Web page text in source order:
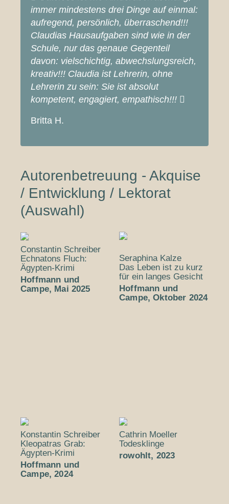
immer mindestens drei Dinge auf einmal:
aufregend, persönlich, überraschend!!!
Claudias Hausaufgaben sind wie in der
Schule, nur das genaue Gegenteil
davon: vielschichtig, abwechslungsreich,
kreativ!!! Claudia ist Lehrerin, ohne
Lehrerin zu sein: Sie ist absolut
kompetent, engagiert, empathisch!!!
Britta H.
Autorenbetreuung - Akquise
/ Entwicklung / Lektorat
(Auswahl)
Constantin Schreiber
Echnatons Fluch:
Ägypten-Krimi
Hoffmann und
Campe, Mai 2025
Seraphina Kalze
Das Leben ist zu kurz
für ein langes Gesicht
Hoffmann und
Campe, Oktober 2024
Konstantin Schreiber
Kleopatras Grab:
Ägypten-Krimi
Hoffmann und
Campe, 2024
Cathrin Moeller
Todesklinge
rowohlt, 2023